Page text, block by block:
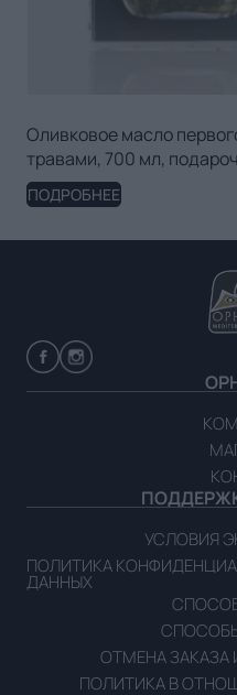
Оливковое масло
травами, 700 мл,
ПОДРОБНЕЕ
УСЛОВИЯ
ПОЛИТИКА
ДАННЫХ
ОТМЕНА ЗАКАЗА
ПОЛИТИКА В